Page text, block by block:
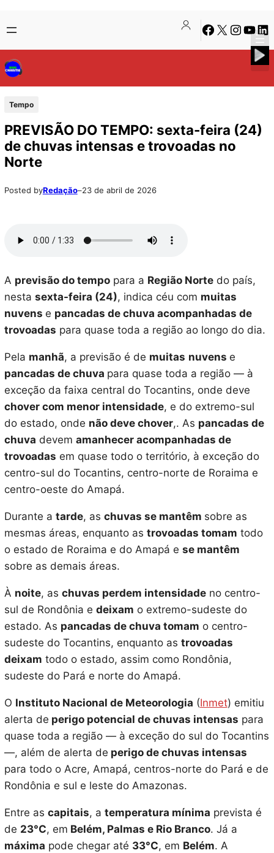
para
o
conteúdo
to
content
Facebook
X Instagram
Tempo
PREVISÃO DO TEMPO: sexta-feira (24)
de chuvas intensas e trovoadas no
Norte
Posted byRedação–23 de abril de 2026
A previsão do tempopara a Região Nortedo país,
nesta sexta-feira (24), indica céu com muitas
nuvens e pancadas de chuva acompanhadas de
trovoadas para quase toda a região ao longo do dia.
Pela manhã, a previsão é de muitas nuvens e
pancadas de chuva para quase toda a região — à
exceção da faixa central do Tocantins, onde deve
chover com menor intensidade, e do extremo-sul
do estado, onde não deve chover,. As pancadas de
chuva devem amanhecer acompanhadas de
trovoadas em quase todo o território, à exceção do
centro-sul do Tocantins, centro-norte de Roraima e
centro-oeste do Amapá.
Durante a tarde, as chuvas se mantêm sobre as
mesmas áreas, enquanto as trovoadas tomam todo
o estado de Roraima e do Amapá e se mantêm
sobre as demais áreas.
À noite, as chuvas perdem intensidadeno centro-
sul de Rondônia e deixam o extremo-sudeste do
estado. As pancadas de chuva tomam o centro-
sudeste do Tocantins, enquanto as trovoadas
deixam todo o estado, assim como Rondônia,
sudeste do Pará e norte do Amapá.
O Instituto Nacional de Meteorologia (Inmet) emitiu
alerta de perigo potencial de chuvas intensas para
quase toda a região — à exceção do sul do Tocantins
—, além de alerta de perigo de chuvas intensas
para todo o Acre, Amapá, centros-norte do Pará e de
Rondônia e sul e leste do Amazonas.
Entre as capitais, a temperatura mínima prevista é
de 23°C, em Belém, Palmas e Rio Branco. Já a
máxima pode chegar até 33°C, em Belém. A